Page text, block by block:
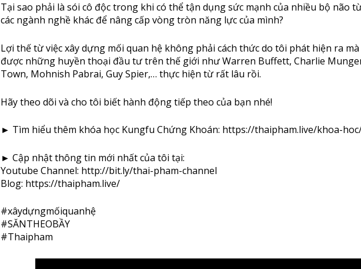
Tại sao phải là sói cô độc trong khi có thể tận dụng sức mạnh của nhiều bộ não
các ngành nghề khác để nâng cấp vòng tròn năng lực của mình?
Lợi thế từ việc xây dựng mối quan hệ không phải cách thức do tôi phát hiện ra
được những huyền thoại đầu tư trên thế giới như Warren Buffett, Charlie
Town, Mohnish Pabrai, Guy Spier,… thực hiện từ rất lâu rồi.
Hãy theo dõi và cho tôi biết hành động tiếp theo của bạn nhé!
► Tìm hiểu thêm khóa học Kungfu Chứng Khoán: https://thaipham.live/khoa-
► Cập nhật thông tin mới nhất của tôi tại:
Youtube Channel: http://bit.ly/thai-pham-channel
Blog: https://thaipham.live/
#xâydựngmốiquanhệ
#SĂNTHEOBẦY
#Thaipham